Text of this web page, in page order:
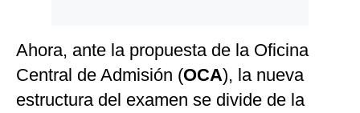
Ahora, ante la propuesta de la Oficina
Central de Admisión (OCA), la nueva
estructura del examen se divide de la